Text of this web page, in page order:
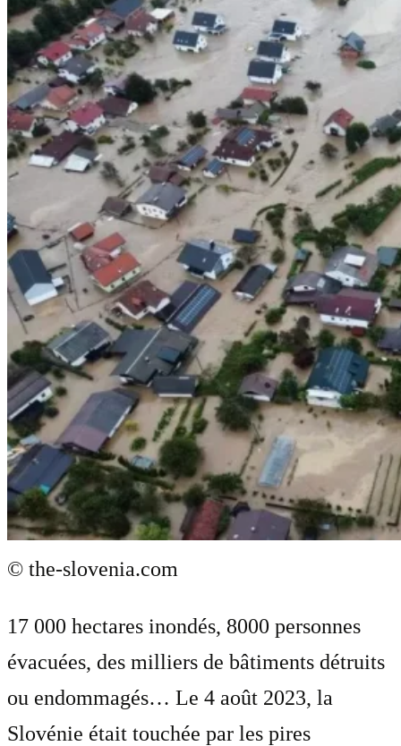
© the-slovenia.com
17 000 hectares inondés, 8000 personnes
évacuées, des milliers de bâtiments détruits
ou endommagés… Le 4 août 2023, la
Slovénie était touchée par les pires